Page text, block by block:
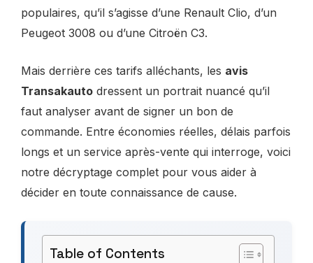
populaires, qu’il s’agisse d’une Renault Clio, d’un
Peugeot 3008 ou d’une Citroën C3.
Mais derrière ces tarifs alléchants, les avis
Transakauto dressent un portrait nuancé qu’il
faut analyser avant de signer un bon de
commande. Entre économies réelles, délais parfois
longs et un service après-vente qui interroge, voici
notre décryptage complet pour vous aider à
décider en toute connaissance de cause.
Table of Contents